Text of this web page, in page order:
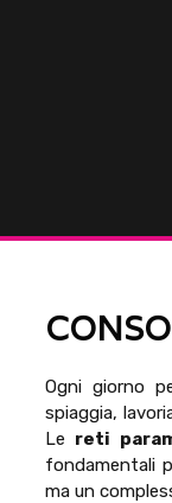
Ogni giorno
spiaggia,
Le reti
fondamentali
ma un